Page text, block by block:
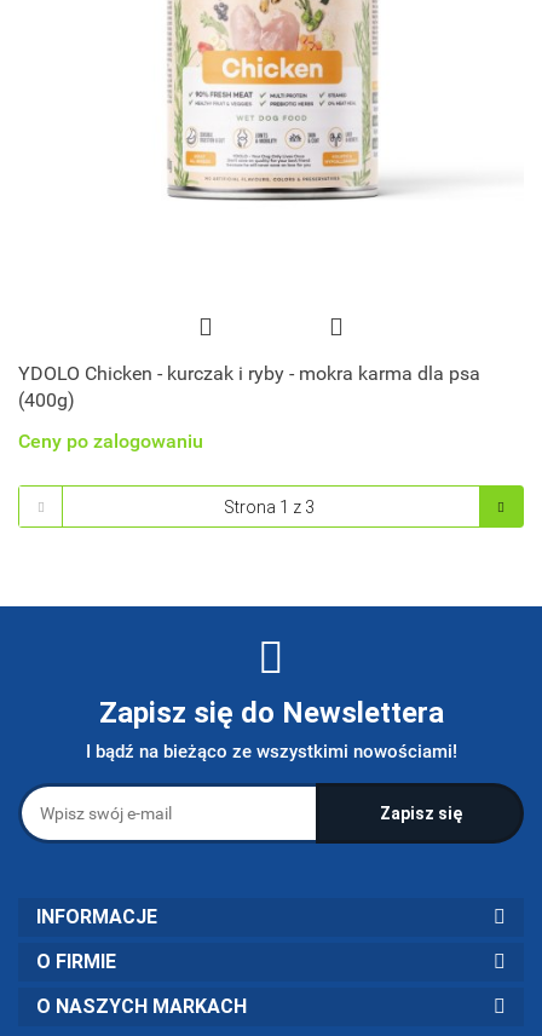
YDOLO Chicken - kurczak i ryby - mokra karma dla psa
(400g)
Ceny po zalogowaniu
Zapisz się do Newslettera
I bądź na bieżąco ze wszystkimi nowościami!
INFORMACJE
O FIRMIE
O NASZYCH MARKACH